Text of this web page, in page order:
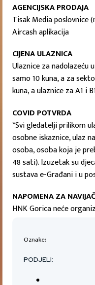
AGENCIJSKA PRODAJA
Tisak Media poslovnice
Aircash aplikacija
CIJENA ULAZNICA
Ulaznice za
samo 10 kuna, a za
kuna, a ulaznice za A1 i
COVID POTVRDA
*Svi gledatelji prilikom
osobne iskaznice, ulaz
osoba, osoba koja je
48 sati). Izuzetak su
sustava e-Građani i u
NAPOMENA ZA
HNK Gorica neće
Oznake:
PODJELI: